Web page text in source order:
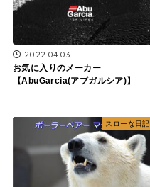
2022.04.03
お気に入りのメーカー
【AbuGarcia(アブガルシア)】
スローな日記